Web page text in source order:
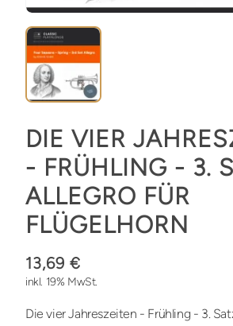
DIE VIER
- FRÜHLING - 3.
ALLEGRO FÜR
FLÜGELHORN
13,69 €
inkl. 19% MwSt.
Die vier Jahreszeiten - Frühling - 3.